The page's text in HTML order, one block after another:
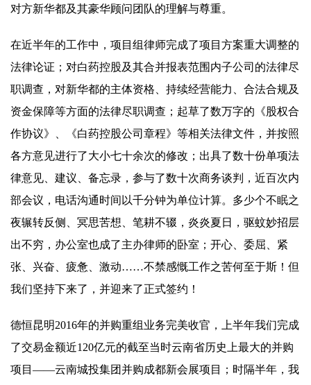
对方新华都及其豪华顾问团队的理解与尊重。
在近半年的工作中，项目组律师完成了项目方案重大调整的
法律论证；对白药控股及其合并报表范围内子公司的法律尽
职调查，对新华都的主体资格、持续经营能力、合法合规及
资金保障等方面的法律尽职调查；起草了数万字的《股权合
作协议》、《白药控股公司章程》等相关法律文件，并按照
各方意见进行了大小七十余次的修改；出具了数十份单项法
律意见、建议、备忘录，参与了数十次商务谈判，近百次内
部会议，电话沟通时间以千分钟为单位计算。多少个不眠之
夜辗转反侧、冥思苦想、笔耕不辍，炎炎夏日，驱蚊妙招层
出不穷，办公室也成了主办律师的卧室；开心、委屈、紧
张、兴奋、疲惫、激动……不禁感慨工作之苦何至于斯！但
我们坚持下来了，并迎来了正式签约！
德恒昆明2016年的并购重组业务完美收官，上半年我们完成
了交易金额近120亿元的截至当时云南省历史上最大的并购
项目——云南城投集团并购成都新会展项目；时隔半年，我